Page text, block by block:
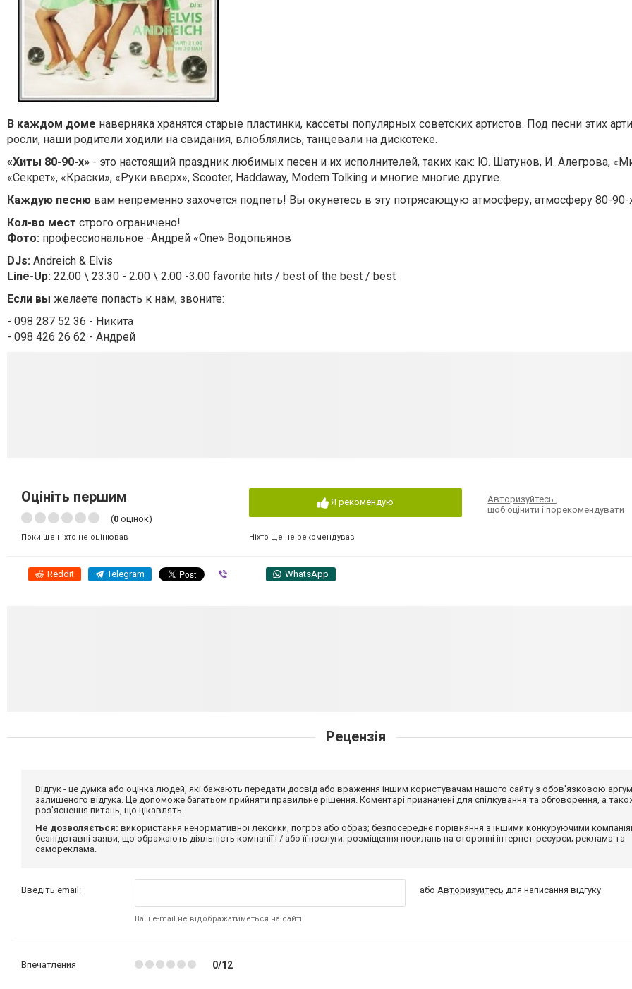
В каждом доме наверняка хранятся старые пластинки, кассеты популярных советских артистов. Под песни этих
росли, наши родители ходили на свидания, влюблялись, танцевали на дискотеке.
«Хиты 80-90-х» - это настоящий праздник любимых песен и их исполнителей, таких как: Ю. Шатунов, И. Алегрова,
«Секрет», «Краски», «Руки вверх», Scooter, Haddaway, Modern Tolking и многие многие другие.
Каждую песню вам непременно захочется подпеть! Вы окунетесь в эту потрясающую атмосферу, атмосферу 80-90-
Кол-во мест строго ограничено!
Фото: профессиональное -Андрей «One» Водопьянов
DJs: Andreich & Elvis
Line-Up: 22.00 \ 23.30 - 2.00 \ 2.00 -3.00 favorite hits / best of the best / best
Если вы желаете попасть к нам, звоните:
- 098 287 52 36 - Никита
- 098 426 26 62 - Андрей
Оцініть першим
(0 оцінок)
Поки ще ніхто не оцінював
Я рекомендую
Ніхто ще не рекомендував
Авторизуйтесь,
щоб оцінити і порекомендувати
Reddit Telegram WhatsApp
Рецензія
Відгук - це думка або оцінка людей, які бажають передати досвід або враження іншим користувачам нашого сайту з обов'язковою
залишеного відгука. Це допоможе багатьом прийняти правильне рішення. Коментарі призначені для спілкування та обговорення, а
роз'яснення питань, що цікавлять.
Не дозволяється: використання ненормативної лексики, погроз або образ; безпосереднє порівняння з іншими конкуруючими
безпідставні заяви, що ображають діяльність компанії і / або її послуги; розміщення посилань на сторонні інтернет-ресурси; реклама та
самореклама.
Введіть email:
Ваш e-mail не відображатиметься на сайті
або Авторизуйтесь для написання відгуку
Впечатления 0/12